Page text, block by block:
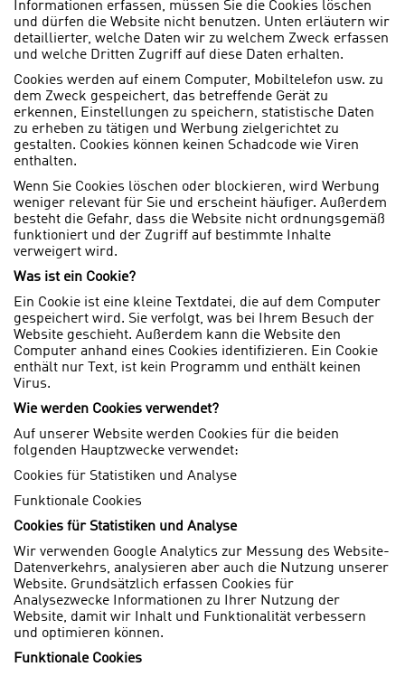
Informationen erfassen, müssen Sie die Cookies löschen
und dürfen die Website nicht benutzen. Unten erläutern wir
detaillierter, welche Daten wir zu welchem Zweck erfassen
und welche Dritten Zugriff auf diese Daten erhalten.
Cookies werden auf einem Computer, Mobiltelefon usw. zu
dem Zweck gespeichert, das betreffende Gerät zu
erkennen, Einstellungen zu speichern, statistische Daten
zu erheben zu tätigen und Werbung zielgerichtet zu
gestalten. Cookies können keinen Schadcode wie Viren
enthalten.
Wenn Sie Cookies löschen oder blockieren, wird Werbung
weniger relevant für Sie und erscheint häufiger. Außerdem
besteht die Gefahr, dass die Website nicht ordnungsgemäß
funktioniert und der Zugriff auf bestimmte Inhalte
verweigert wird.
Was ist ein Cookie?
Ein Cookie ist eine kleine Textdatei, die auf dem Computer
gespeichert wird. Sie verfolgt, was bei Ihrem Besuch der
Website geschieht. Außerdem kann die Website den
Computer anhand eines Cookies identifizieren. Ein Cookie
enthält nur Text, ist kein Programm und enthält keinen
Virus.
Wie werden Cookies verwendet?
Auf unserer Website werden Cookies für die beiden
folgenden Hauptzwecke verwendet:
Cookies für Statistiken und Analyse
Funktionale Cookies
Cookies für Statistiken und Analyse
Wir verwenden Google Analytics zur Messung des Website-
Datenverkehrs, analysieren aber auch die Nutzung unserer
Website. Grundsätzlich erfassen Cookies für
Analysezwecke Informationen zu Ihrer Nutzung der
Website, damit wir Inhalt und Funktionalität verbessern
und optimieren können.
Funktionale Cookies